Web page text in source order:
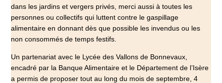
dans les jardins et vergers privés, merci aussi à toutes les
personnes ou collectifs qui luttent contre le gaspillage
alimentaire en donnant dès que possible les invendus ou les
non consommés de temps festifs.
Un partenariat avec le Lycée des Vallons de Bonnevaux,
encadré par la Banque Alimentaire et le Département de l’Isère
a permis de proposer tout au long du mois de septembre, 4